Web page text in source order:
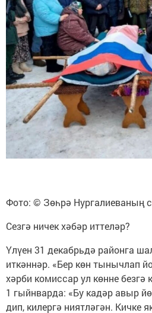
Фото: © Зөһрә Нургалиеваның
Сезгә ничек хәбәр иттеләр?
Үлүен 31 декабрьдә районга
иткәннәр. «Бер көн тынычлап
хәрби комиссар ул көнне безгә
1 гыйнварда: «Бу кадәр авыр
дип, килергә ниятләгән. Кичке